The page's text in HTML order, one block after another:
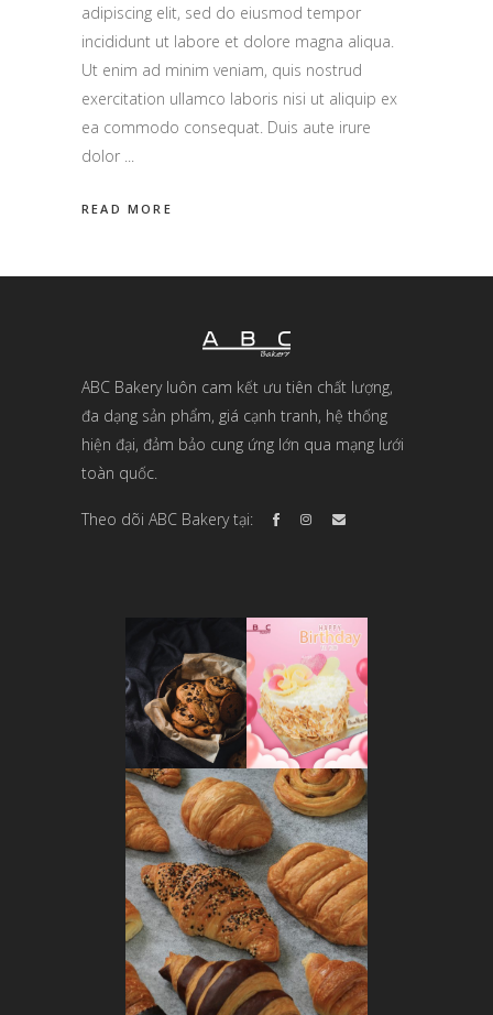
adipiscing elit, sed do eiusmod tempor
incididunt ut labore et dolore magna aliqua.
Ut enim ad minim veniam, quis nostrud
exercitation ullamco laboris nisi ut aliquip ex
ea commodo consequat. Duis aute irure
dolor
READ MORE
ABC Bakery luôn cam kết ưu tiên chất lượng,
đa dạng sản phẩm, giá cạnh tranh, hệ thống
hiện đại, đảm bảo cung ứng lớn qua mạng lưới
toàn quốc.
Theo dõi ABC Bakery tại: